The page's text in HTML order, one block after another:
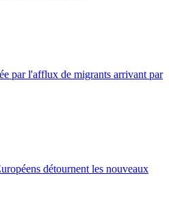
par l'afflux de migrants arrivant par
détournent les nouveaux